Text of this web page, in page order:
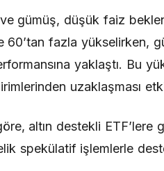
ve gümüş, düşük faiz
60’tan fazla yükselirken,
yaklaştı. Bu
uzaklaşması
altın destekli ETF’lere
spekülatif işlemlerle